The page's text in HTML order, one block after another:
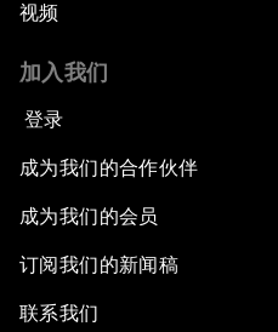
视频
加入我们
登录
成为我们的合作伙伴
成为我们的会员
订阅我们的新闻稿
联系我们